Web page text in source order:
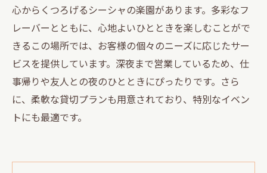
心からくつろげるシーシャの楽園があります。多彩なフ
レーバーとともに、心地よいひとときを楽しむことがで
きるこの場所では、お客様の個々のニーズに応じたサー
ビスを提供しています。深夜まで営業しているため、仕
事帰りや友人との夜のひとときにぴったりです。さら
に、柔軟な貸切プランも用意されており、特別なイベン
トにも最適です。